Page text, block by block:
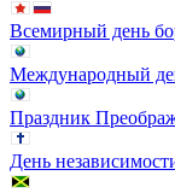
Всемирный день
Международный
Праздник
День